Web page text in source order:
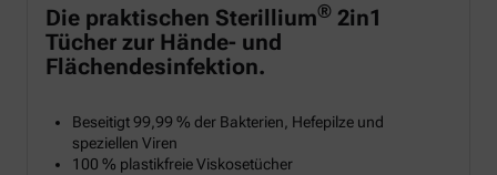
Die praktischen Sterillium® 2in1
Tücher zur Hände- und
Flächendesinfektion.
Beseitigt 99,99 % der Bakterien, Hefepilze und
speziellen Viren
100 % plastikfreie Viskosetücher